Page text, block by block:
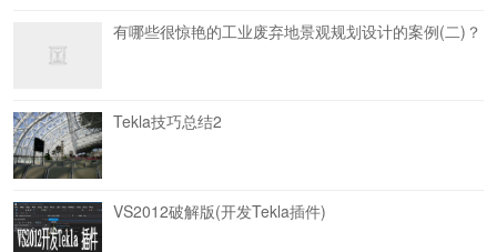
有哪些很惊艳的工业废弃地景观规划设计的案例(二)？
Tekla技巧总结2
VS2012破解版(开发Tekla插件)